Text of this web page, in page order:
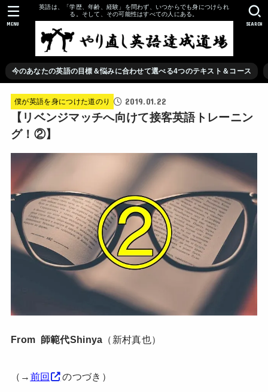
英語は、「学歴、年齢、経験」を問わず、いつからでも身につけられ
る。そして、その可能性はすべての人にある。
今のあなたの英語の目標＆悩みに合わせて選べる4つのテキスト＆コース
SEARCH
MENU
僕が英語を身につけた道のり 2019.01.22
【リベンジマッチへ向けて接客英語トレーニン
グ！②】
From 師範代Shinya （新村真也）
（→ 前回 のつづき）